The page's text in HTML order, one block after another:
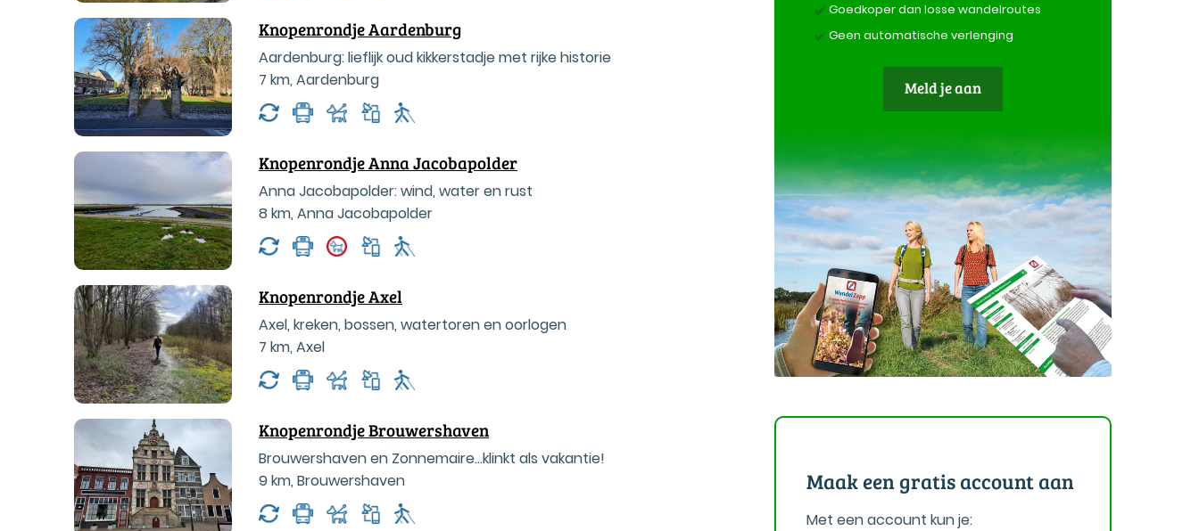
Knopenrondje Aardenburg
Aardenburg: lieflijk oud kikkerstadje met rijke historie
7 km, Aardenburg
Knopenrondje Anna Jacobapolder
Anna Jacobapolder: wind, water en rust
8 km, Anna Jacobapolder
Knopenrondje Axel
Axel, kreken, bossen, watertoren en oorlogen
7 km, Axel
Knopenrondje Brouwershaven
Brouwershaven en Zonnemaire...klinkt als vakantie!
9 km, Brouwershaven
Goedkoper dan losse wandelroutes
Geen automatische verlenging
Meld je aan
Maak een gratis account aan
Met een account kun je: